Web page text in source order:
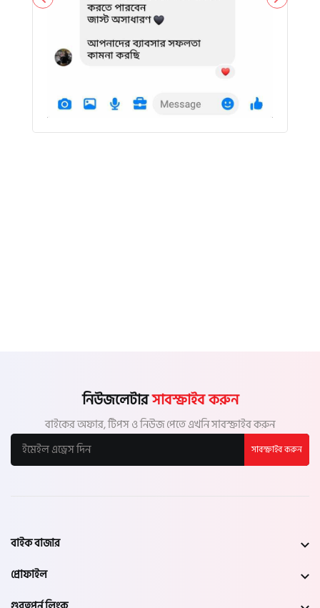
নিউজলেটারসাবস্ক্রাইব করুন
বাইকের অফার, টিপস ও নিউজ পেতে এখনি সাবস্ক্রাইব করুন
সাবস্ক্রাইব করুন
বাইক বাজার
প্রোফাইল